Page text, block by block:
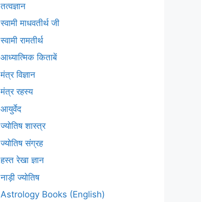
तत्वज्ञान
स्वामी माधवतीर्थ जी
स्वामी रामतीर्थ
आध्यात्मिक किताबें
मंत्र विज्ञान
मंत्र रहस्य
आयुर्वेद
ज्योतिष शास्त्र
ज्योतिष संग्रह
हस्त रेखा ज्ञान
नाड़ी ज्योतिष
Astrology Books (English)